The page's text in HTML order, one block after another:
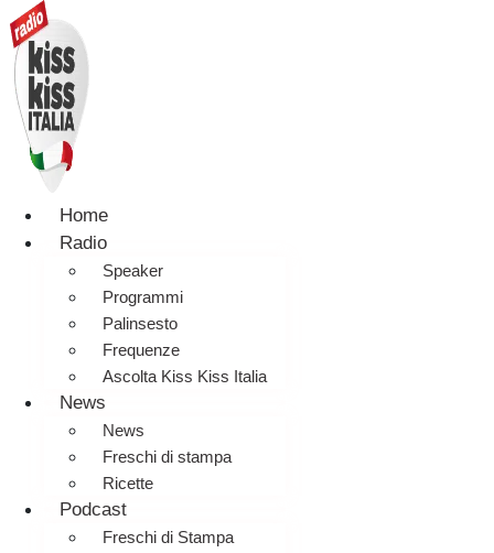
Home
Radio
Speaker
Programmi
Palinsesto
Frequenze
Ascolta Kiss Kiss Italia
News
News
Freschi di stampa
Ricette
Podcast
Freschi di Stampa